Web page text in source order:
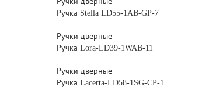
Ручка Stella LD55-1AB-GP-7
Ручки дверные
Ручка Lora-LD39-1WAB-11
Ручки дверные
Ручка Lacerta-LD58-1SG-CP-1